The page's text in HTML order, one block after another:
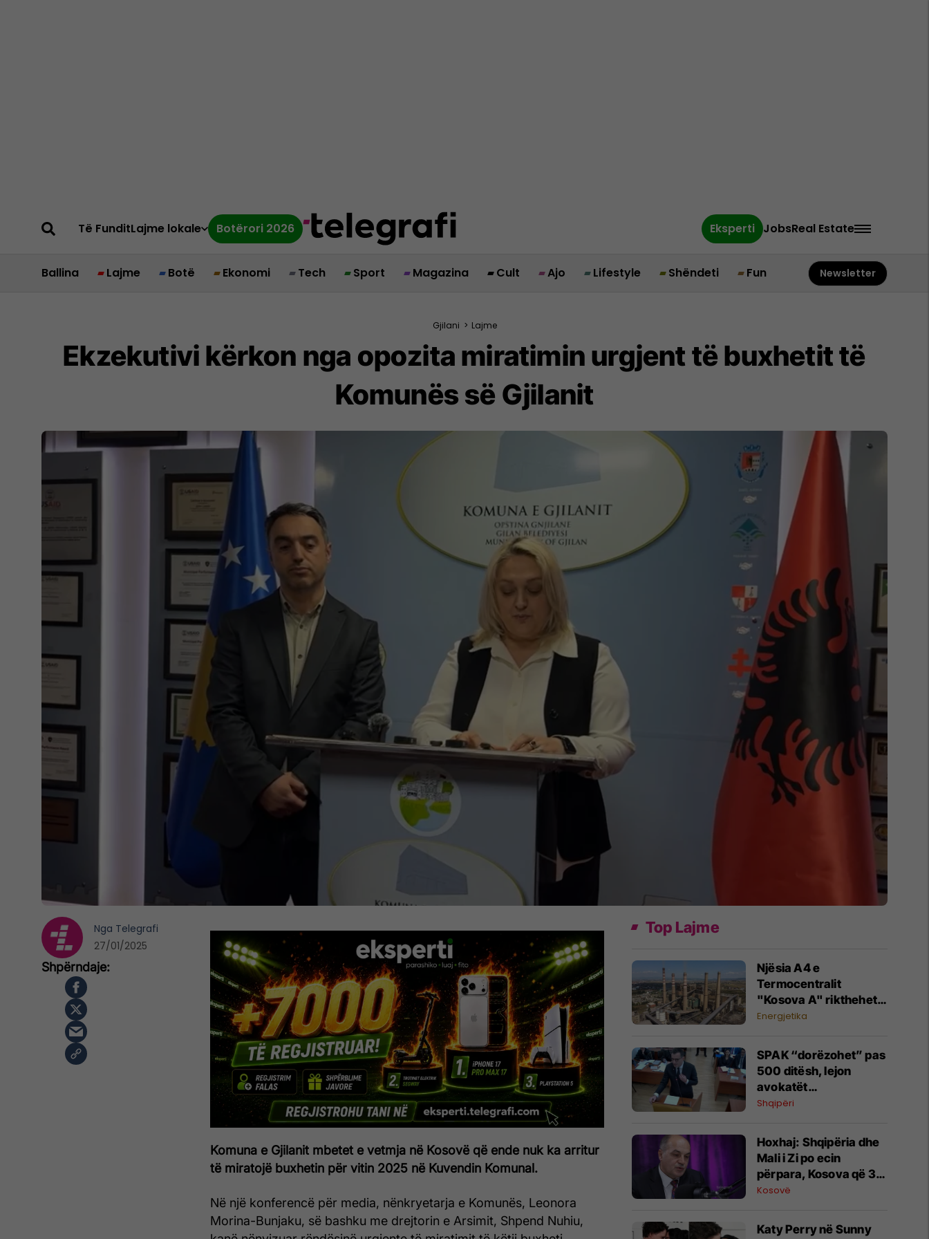
Të FunditLajme lokale Botërori 2026 Eksperti JobsReal Estate
Ballina Lajme Botë Ekonomi Tech Sport Magazina Cult Ajo Lifestyle Shëndeti Fun Newsletter
Gjilani > Lajme
Ekzekutivi kërkon nga opozita miratimin urgjent të buxhetit të
Komunës së Gjilanit
Komuna e Gjilanit mbetet e vetmja në Kosovë që ende nuk ka arritur
të miratojë buxhetin për vitin 2025 në Kuvendin Komunal.
Në një konferencë për media, nënkryetarja e Komunës, Leonora
Morina-Bunjaku, së bashku me drejtorin e Arsimit, Shpend Nuhiu,
Nga Telegrafi
27/01/2025
Top Lajme
Njësia A4 e
Termocentralit
"Kosova A" rikthehet
në prodhim pas
Energjetika
SPAK “dorëzohet” pas
500 ditësh, lejon
avokatët
ndërkombëtarë të
Shqipëri
Hoxhaj: Shqipëria dhe
Mali i Zi po ecin
përpara, Kosova që 3
vjet në sirtarët e BE-së,
të
Kosovë
Katy Perry në Sunny